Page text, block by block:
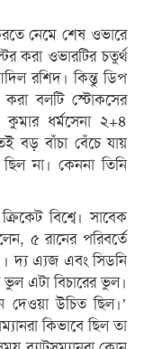
নেমে শেষ ওভারে
করা ওভারটির চতুর্থ
রশিদ। কিন্তু ডিপ
করা বলটি স্টোকসের
কুমার ধর্মসেনা ২+৪
বড় বাঁচা বেঁচে যায়
না। কেননা তিনি
বিশ্বে। সাবেক
৫ রানের পরিবর্তে
দ্য এ্যজ এবং সিডনি
ভুল এটা বিচারের ভুল।
দেওয়া উচিত ছিল।’
কিভাবে ছিল তা